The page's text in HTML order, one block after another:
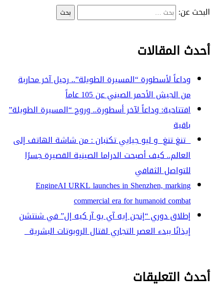
البحث عن:
أحدث المقالات
وداعاً لأسطورة “المسيرة الطويلة”.. رحيل آخر محاربة
من الجيش الأحمر الصيني عن 105 عاماً
افتتاحية: وداعاً لآخر أسطورة.. وروح “المسيرة الطويلة”
باقية
تنغ تنغ و ليو جيايي تكتبان : من شاشة الهاتف إلى
العالم.. كيف أصبحت الدراما الصينية القصيرة جسرًا
للتواصل الثقافي
EngineAI URKL launches in Shenzhen, marking
commercial era for humanoid combat
إطلاق دوري “إنجن إيه آي يو آر كيه إل” في شنتشن
إيذانًا ببدء العصر التجاري لقتال الروبوتات البشرية
أحدث التعليقات